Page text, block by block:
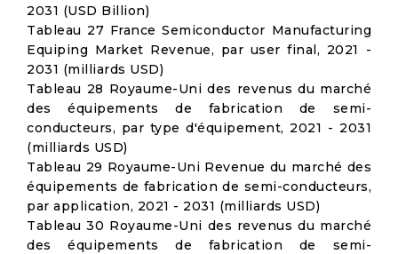
2031 (USD Billion)
Tableau 27 France Semiconductor Manufacturing
Equiping Market Revenue, par user final, 2021 -
2031 (milliards USD)
Tableau 28 Royaume-Uni des revenus du marché
des équipements de fabrication de semi-
conducteurs, par type d'équipement, 2021 - 2031
(milliards USD)
Tableau 29 Royaume-Uni Revenue du marché des
équipements de fabrication de semi-conducteurs,
par application, 2021 - 2031 (milliards USD)
Tableau 30 Royaume-Uni des revenus du marché
des équipements de fabrication de semi-